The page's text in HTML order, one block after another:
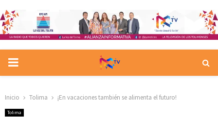
PRIMARY
Inicio Tolima ¡En vacaciones también se alimenta el futuro!
Tolima